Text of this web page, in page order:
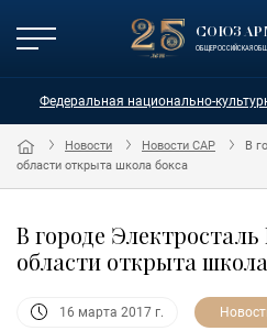
СОЮЗ
ОБЩЕРОССИЙСКАЯ
Федеральная национально-
Новости Новости САР
В
области открыта школа бокса
В городе
области открыта
16 марта 2017 г.